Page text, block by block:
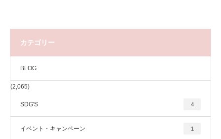
カテゴリー
BLOG
(2,065)
SDG'S 4
イベント・キャンペーン 1